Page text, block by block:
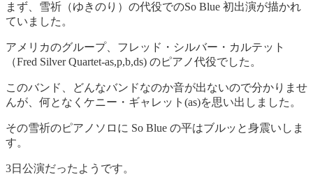
まず、雪祈（ゆきのり）の代役でのSo Blue 初出演が描かれ
ていました。
アメリカのグループ、フレッド・シルバー・カルテット
（Fred Silver Quartet-as,p,b,ds) のピアノ代役でした。
このバンド、どんなバンドなのか音が出ないので分かりませ
んが、何となくケニー・ギャレット(as)を思い出しました。
その雪祈のピアノソロに So Blue の平はブルッと身震いしま
す。
3日公演だったようです。